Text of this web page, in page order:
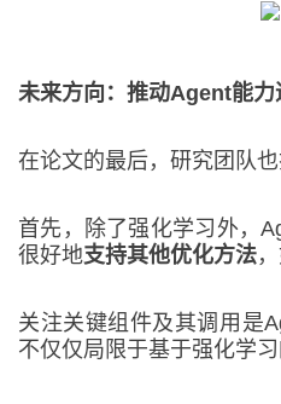
未来方向：推动Agent能力
在论文的最后，研究团队
首先，除了强化学习外，
很好地支持其他优化方法
关注关键组件及其调用是
不仅仅局限于基于强化学习